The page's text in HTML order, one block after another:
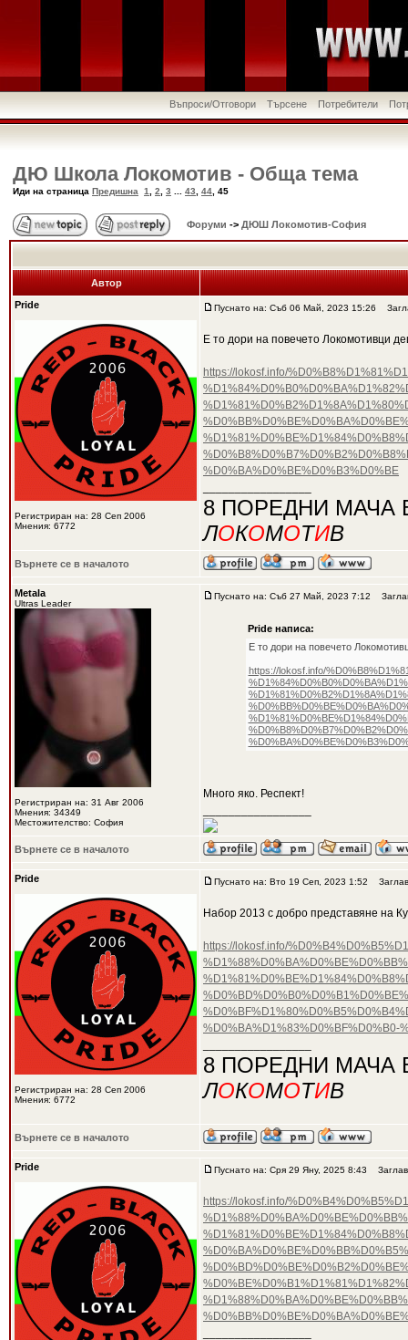
Въпроси/Отговори Търсене Потребители
ДЮ Школа Локомотив - Обща тема
Иди на страница Предишна 1 2 3 43 44 45
Форуми -> ДЮШ Локомотив-София
Автор
Pride
Регистриран на: 28 Сеп 2006
Мнения: 6772
Пуснато на: Съб 06 Май, 2023 15:26
Е то дори на повечето Локомотивци
https://lokosf.info/
%D0%BA%D0%BE%D0%B3%D0%BE
8 ПОРЕДНИ МАЧА
ЛОКОМОТИВ
Върнете се в началото
Metala
Ultras Leader
Регистриран на: 31 Авг 2006
Мнения: 34349
Местожителство: София
Пуснато на: Съб 27 Май, 2023 7:12
Pride написа:
Е то дори на повечето
https://lokosf.info/
Много яко. Респект!
Върнете се в началото
Pride
Регистриран на: 28 Сеп 2006
Мнения: 6772
Пуснато на: Вто 19 Сеп, 2023 1:52
Набор 2013 с добро представяне на
https://lokosf.info/
%D0%BA%D1%83%D0%BF%D0%B0-
8 ПОРЕДНИ МАЧА
ЛОКОМОТИВ
Върнете се в началото
Pride Пуснато на: Сря 29 Яну, 2025 8:43
https://lokosf.info/